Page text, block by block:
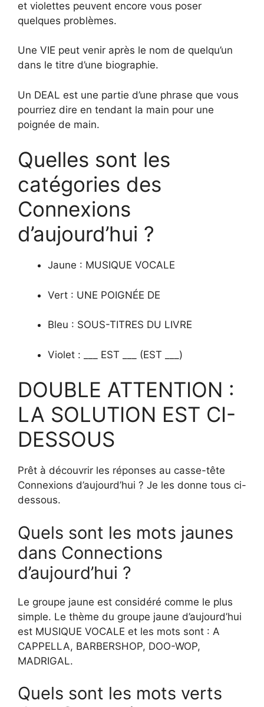
et violettes peuvent encore vous poser
quelques problèmes.
Une VIE peut venir après le nom de quelqu’un
dans le titre d’une biographie.
Un DEAL est une partie d’une phrase que vous
pourriez dire en tendant la main pour une
poignée de main.
Quelles sont les
catégories des
Connexions
d’aujourd’hui ?
Jaune : MUSIQUE VOCALE
Vert : UNE POIGNÉE DE
Bleu : SOUS-TITRES DU LIVRE
Violet : ___ EST ___ (EST ___)
DOUBLE ATTENTION :
LA SOLUTION EST CI-
DESSOUS
Prêt à découvrir les réponses au casse-tête
Connexions d’aujourd’hui ? Je les donne tous ci-
dessous.
Quels sont les mots jaunes
dans Connections
d’aujourd’hui ?
Le groupe jaune est considéré comme le plus
simple. Le thème du groupe jaune d’aujourd’hui
est MUSIQUE VOCALE et les mots sont : A
CAPPELLA, BARBERSHOP, DOO-WOP,
MADRIGAL.
Quels sont les mots verts